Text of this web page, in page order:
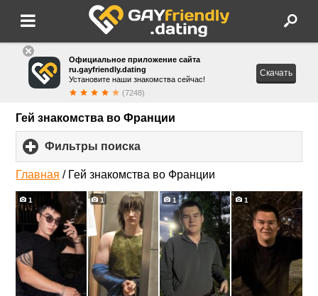
Официальное приложение сайта
ru.gayfriendly.dating
Установите наши знакомства сейчас!
(7248)
Скачать
Гей знакомства во Франции
Фильтры поиска
to
expand
contents
Главная / Гей знакомства во Франции
1 1 1 1